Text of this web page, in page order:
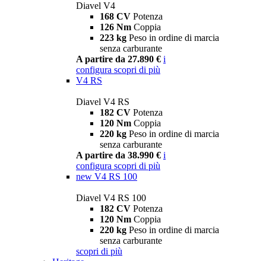
Diavel V4
168 CV Potenza
126 Nm Coppia
223 kg Peso in ordine di marcia
senza carburante
A partire da 27.890 € i
configura scopri di più
V4 RS
Diavel V4 RS
182 CV Potenza
120 Nm Coppia
220 kg Peso in ordine di marcia
senza carburante
A partire da 38.990 € i
configura scopri di più
new V4 RS 100
Diavel V4 RS 100
182 CV Potenza
120 Nm Coppia
220 kg Peso in ordine di marcia
senza carburante
scopri di più